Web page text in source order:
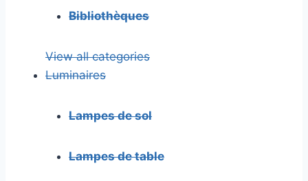
Bibliothèques
View all categories
Luminaires
Lampes de sol
Lampes de table